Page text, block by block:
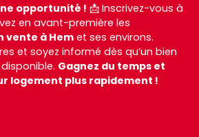
opportunité ! 📩 Inscrivez-vous à
en avant-première les
vente à Hem et ses environs.
et soyez informé dès qu’un bien
Gagnez du temps et
logement plus rapidement !